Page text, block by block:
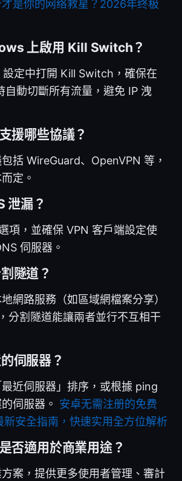
是你的网络救星？2026年终极
上啟用 Kill Switch？
定中打開 Kill Switch，確保在
自動切斷所有流量，避免 IP 洩
援哪些協議？
括 WireGuard、OpenVPN 等，
定。
泄漏？
項，並確保 VPN 客戶端設定使
伺服器。
隧道？
網路服務（如區域網檔案分享）
分割隧道能讓兩者並行不互相干
伺服器？
近伺服器」排序，或根據 ping
伺服器。 安卓无需注册的免费
安全指南，快速实用全方位解析
否適用於商業用途？
案，提供更多使用者管理、審計